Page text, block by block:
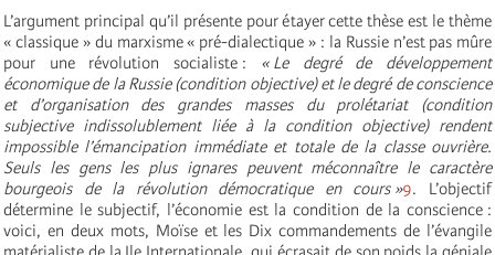
L’argument principal qu’il présente pour étayer cette thèse est le thème
« classique » du marxisme « pré-dialectique » : la Russie n’est pas mûre
pour une révolution socialiste : « Le degré de développement
économique de la Russie (condition objective) et le degré de conscience
et d’organisation des grandes masses du prolétariat (condition
subjective indissolublement liée à la condition objective) rendent
impossible l’émancipation immédiate et totale de la classe ouvrière.
Seuls les gens les plus ignares peuvent méconnaître le caractère
bourgeois de la révolution démocratique en cours »9. L’objectif
détermine le subjectif, l’économie est la condition de la conscience :
voici, en deux mots, Moïse et les Dix commandements de l’évangile